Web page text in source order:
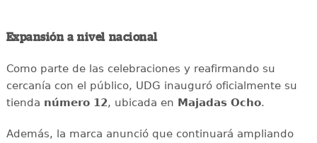
Expansión a nivel nacional
Como parte de las celebraciones y reafirmando su
cercanía con el público, UDG inauguró oficialmente su
tienda número 12, ubicada en Majadas Ocho.
Además, la marca anunció que continuará ampliando